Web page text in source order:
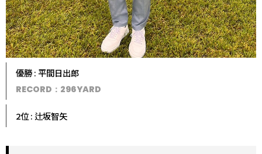
優勝 : 平間日出郎
RECORD：296YARD
2位 : 辻坂智矢